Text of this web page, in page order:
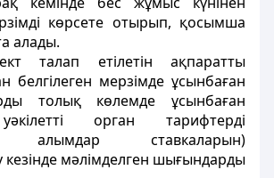
көрсете отырып, қосымша
алады.
талап етілетін ақпаратты
белгілеген мерзімде ұсынбаған
толық көлемде ұсынбаған
орган тарифтерді
алымдар ставкаларын)
кезінде мәлімделген шығындарды